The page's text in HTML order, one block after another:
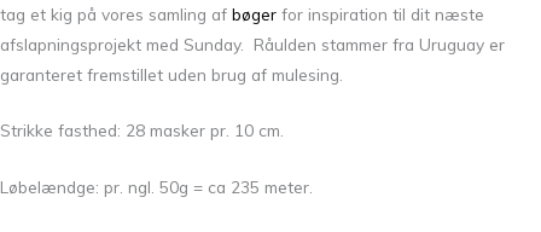
tag et kig på vores samling af bøger for inspiration til dit næste
afslapningsprojekt med Sunday. Råulden stammer fra Uruguay er
garanteret fremstillet uden brug af mulesing.
Strikke fasthed: 28 masker pr. 10 cm.
Løbelændge: pr. ngl. 50g = ca 235 meter.